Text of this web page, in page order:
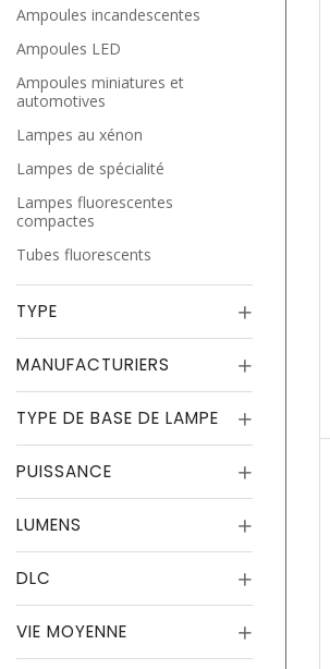
Ampoules incandescentes
Ampoules LED
Ampoules miniatures et
automotives
Lampes au xénon
Lampes de spécialité
Lampes fluorescentes
compactes
Tubes fluorescents
TYPE
MANUFACTURIERS
TYPE DE BASE DE LAMPE
PUISSANCE
LUMENS
DLC
VIE MOYENNE